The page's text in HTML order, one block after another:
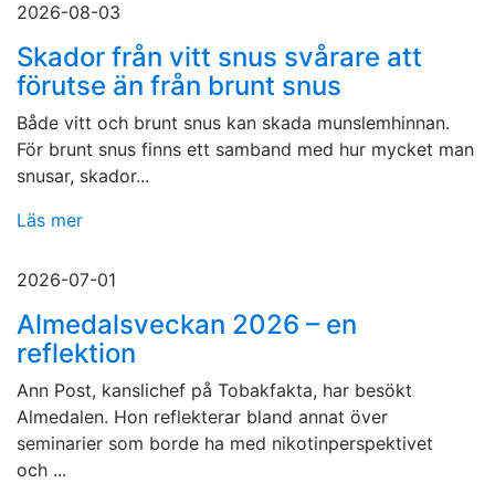
2026-08-03
Skador från vitt snus svårare att
förutse än från brunt snus
Både vitt och brunt snus kan skada munslemhinnan.
För brunt snus finns ett samband med hur mycket man
snusar, skador...
Läs mer
2026-07-01
Almedalsveckan 2026 – en
reflektion
Ann Post, kanslichef på Tobakfakta, har besökt
Almedalen. Hon reflekterar bland annat över
seminarier som borde ha med nikotinperspektivet
och ...